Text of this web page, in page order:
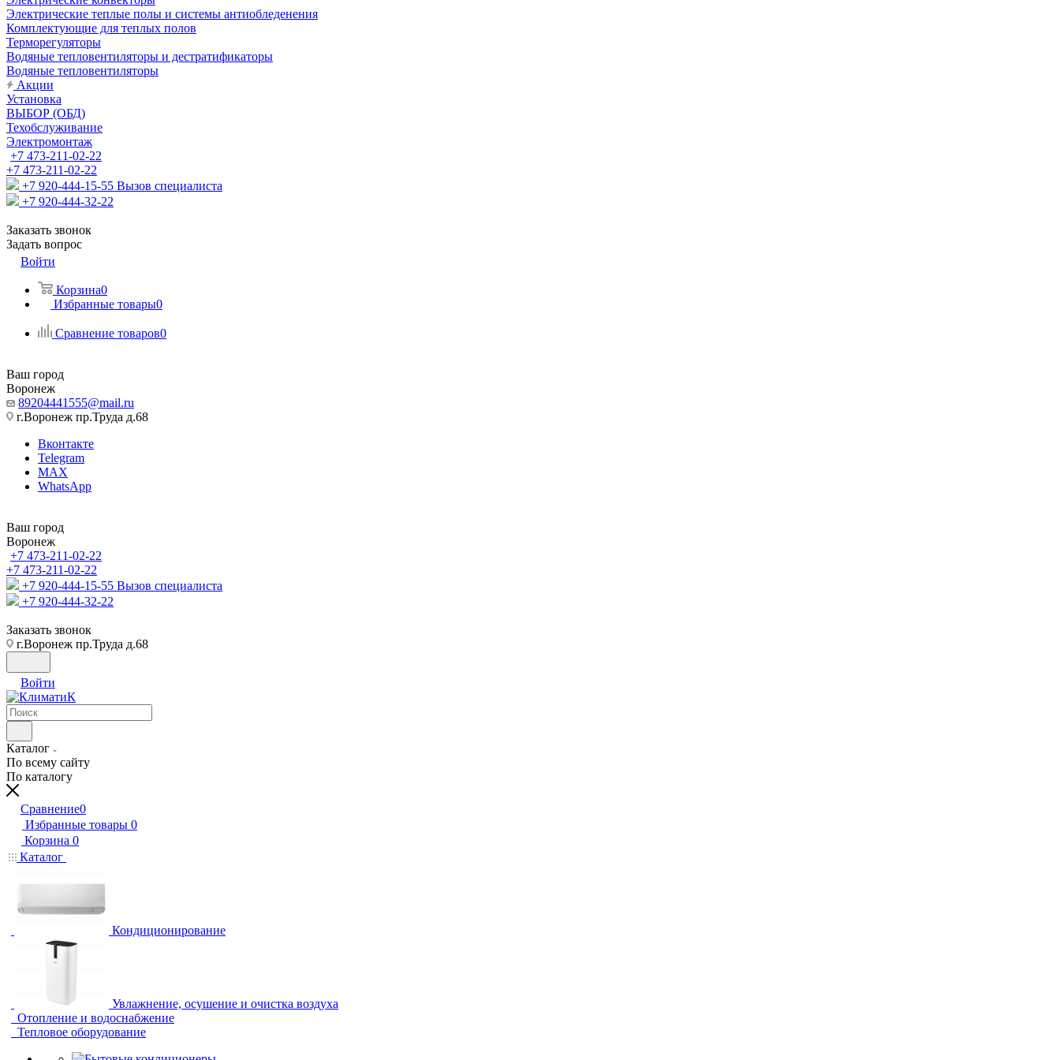
Электрические теплые полы и системы антиобледенения
Комплектующие для теплых полов
Терморегуляторы
Водяные тепловентиляторы и дестратификаторы
Водяные тепловентиляторы
Акции
Установка
ВЫБОР (ОБД)
Техобслуживание
Электромонтаж
+7 473-211-02-22
+7 473-211-02-22
+7 920-444-15-55 Вызов специалиста
+7 920-444-32-22
Заказать звонок
Задать вопрос
Войти
Корзина0
Избранные товары0
Сравнение товаров0
Ваш город
Воронеж
89204441555@mail.ru
г.Воронеж пр.Труда д.68
Вконтакте
Telegram
MAX
WhatsApp
Ваш город
Воронеж
+7 473-211-02-22
+7 473-211-02-22
+7 920-444-15-55 Вызов специалиста
+7 920-444-32-22
Заказать звонок
г.Воронеж пр.Труда д.68
Войти
Каталог
По всему сайту
По каталогу
Сравнение0
Избранные товары 0
Корзина 0
Каталог
Кондиционирование
Увлажнение, осушение и очистка воздуха
Отопление и водоснабжение
Тепловое оборудование